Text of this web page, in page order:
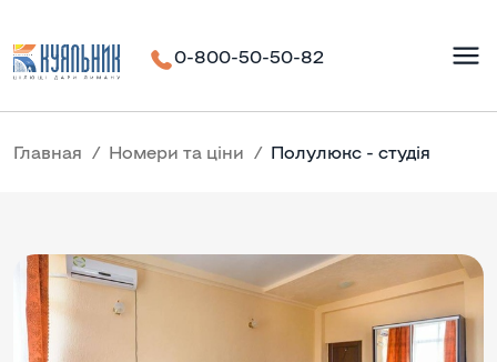
0-800-50-50-82
Главная Номери та ціни Полулюкс - студія